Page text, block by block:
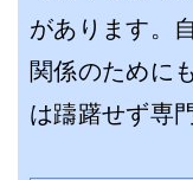
があります。
関係のために
は躊躇せず専